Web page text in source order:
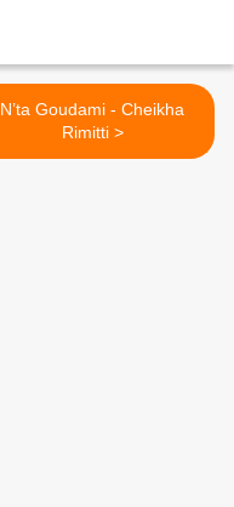
N’ta Goudami - Cheikha
Rimitti >